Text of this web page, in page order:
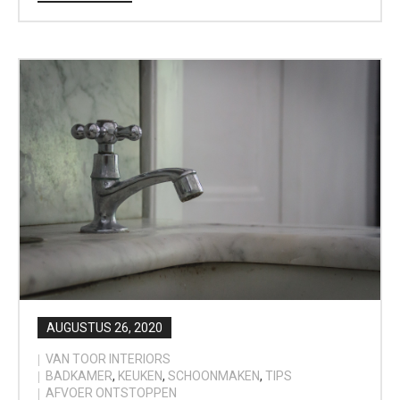
AUGUSTUS 26, 2020
VAN TOOR INTERIORS
BADKAMER, KEUKEN, SCHOONMAKEN, TIPS
AFVOER ONTSTOPPEN